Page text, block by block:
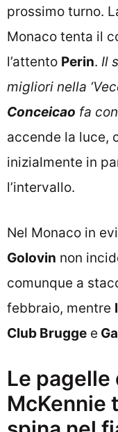
prossimo turno.
Monaco tenta il
l’attento Perin. Il
migliori nella
Conceicao fa
accende la luce,
inizialmente in
l’intervallo.
Nel Monaco in
Golovin non
comunque a
febbraio, mentre
Club Brugge e
Le
McKennie